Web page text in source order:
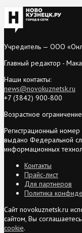
Учредитель — ООО
Главный редактор -
Наши контакты:
news@novokuznetsk.ru
+7 (3842) 900-800
Возрастное
Регистрационный
выдано Федеральной
информационных
Контакты
Прайс-лист
Для партнеров
Политика
Сайт novokuznetsk.ru
сайтом, Вы
cookie.